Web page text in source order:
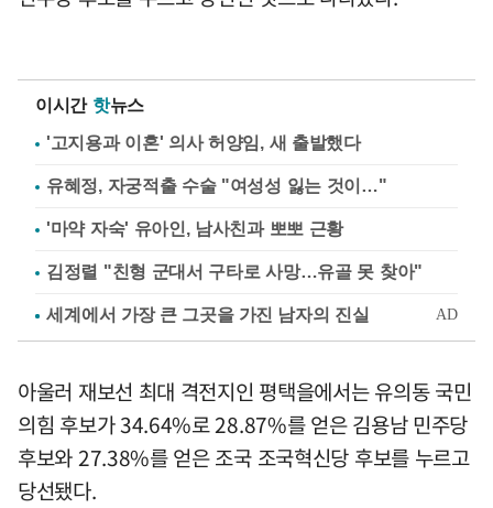
이시간 핫뉴스
'고지용과 이혼' 의사 허양임, 새 출발했다
유혜정, 자궁적출 수술 "여성성 잃는 것이…"
'마약 자숙' 유아인, 남사친과 뽀뽀 근황
김정렬 "친형 군대서 구타로 사망…유골 못 찾아"
아울러 재보선 최대 격전지인 평택을에서는 유의동 국민
의힘 후보가 34.64%로 28.87%를 얻은 김용남 민주당
후보와 27.38%를 얻은 조국 조국혁신당 후보를 누르고
당선됐다.